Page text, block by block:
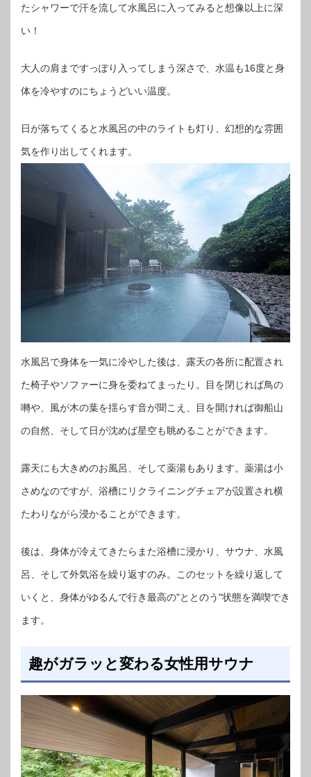
たシャワーで汗を流して水風呂に入ってみると想像以上に深
い！
大人の肩まですっぽり入ってしまう深さで、水温も16度と身
体を冷やすのにちょうどいい温度。
日が落ちてくると水風呂の中のライトも灯り、幻想的な雰囲
気を作り出してくれます。
水風呂で身体を一気に冷やした後は、露天の各所に配置され
た椅子やソファーに身を委ねてまったり。目を閉じれば鳥の
囀や、風が木の葉を揺らす音が聞こえ、目を開ければ御船山
の自然、そして日が沈めば星空も眺めることができます。
露天にも大きめのお風呂、そして薬湯もあります。薬湯は小
さめなのですが、浴槽にリクライニングチェアが設置され横
たわりながら浸かることができます。
後は、身体が冷えてきたらまた浴槽に浸かり、サウナ、水風
呂、そして外気浴を繰り返すのみ。このセットを繰り返して
いくと、身体がゆるんで行き最高の"ととのう"状態を満喫でき
ます。
趣がガラッと変わる女性用サウナ